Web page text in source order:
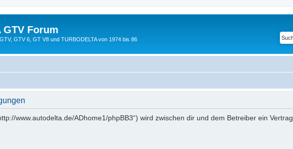
GTV Forum
GTV 6, GT V8 und TURBODELTA von 1974 bis 86
www.autodelta.de/ADhome1/phpBB3“) wird zwischen dir und dem Betreiber ein